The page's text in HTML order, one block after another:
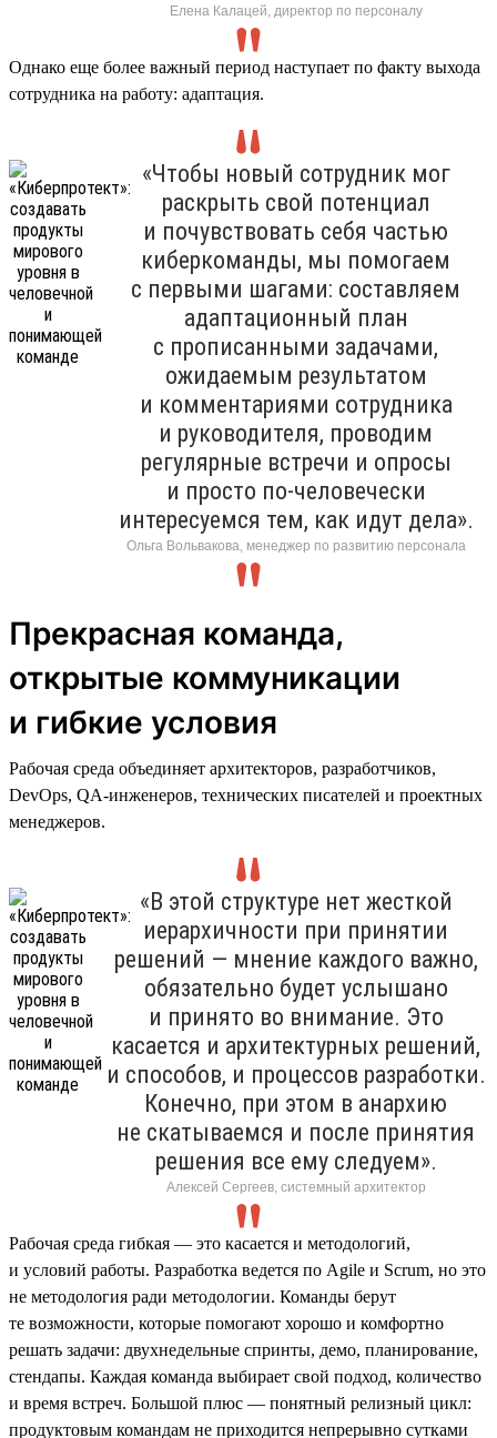
Елена Калацей, директор по персоналу
Однако еще более важный период наступает по факту выхода
сотрудника на работу: адаптация.
«Чтобы новый сотрудник мог
раскрыть свой потенциал
и почувствовать себя частью
киберкоманды, мы помогаем
с первыми шагами: составляем
адаптационный план
с прописанными задачами,
ожидаемым результатом
и комментариями сотрудника
и руководителя, проводим
регулярные встречи и опросы
и просто по-человечески
интересуемся тем, как идут дела».
Ольга Вольвакова, менеджер по развитию персонала
Прекрасная команда,
открытые коммуникации
и гибкие условия
Рабочая среда объединяет архитекторов, разработчиков,
DevOps, QA-инженеров, технических писателей и проектных
менеджеров.
«В этой структуре нет жесткой
иерархичности при принятии
решений — мнение каждого важно,
обязательно будет услышано
и принято во внимание. Это
касается и архитектурных решений,
и способов, и процессов разработки.
Конечно, при этом в анархию
не скатываемся и после принятия
решения все ему следуем».
Алексей Сергеев, системный архитектор
Рабочая среда гибкая — это касается и методологий,
и условий работы. Разработка ведется по Agile и Scrum, но это
не методология ради методологии. Команды берут
те возможности, которые помогают хорошо и комфортно
решать задачи: двухнедельные спринты, демо, планирование,
стендапы. Каждая команда выбирает свой подход, количество
и время встреч. Большой плюс — понятный релизный цикл:
продуктовым командам не приходится непрерывно сутками